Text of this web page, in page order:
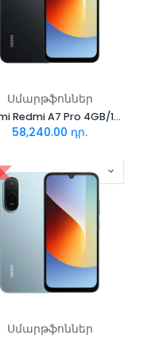
Սմարթֆոններ
Xiaomi Redmi A7 Pro 4GB/128GB Black
58,240.00 դր.
Սմարթֆոններ